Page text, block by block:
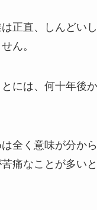
正直、しんどい
ん。
には、何十年後
全く意味が分か
痛なことが多い